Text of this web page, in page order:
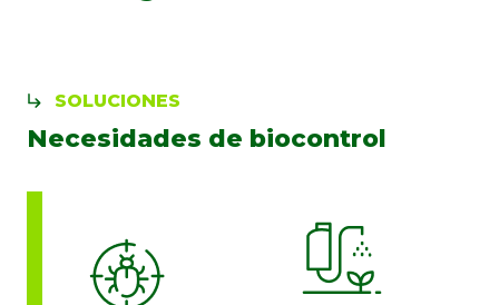
SOLUCIONES
Necesidades de biocontrol